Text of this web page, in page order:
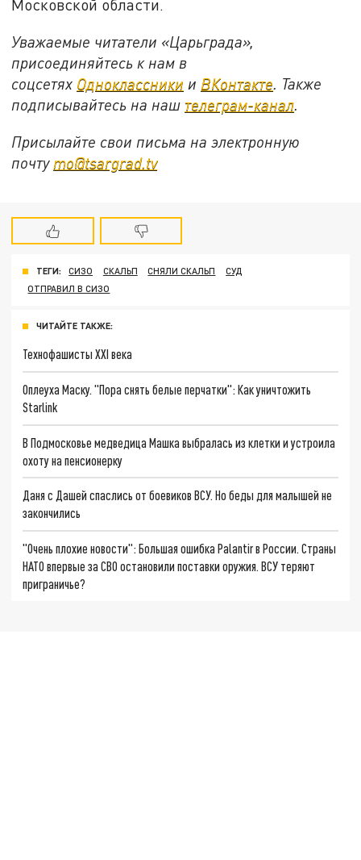
Московской области.
Уважаемые читатели «Царьграда»,
присоединяйтесь к нам в
соцсетях Одноклассники и ВКонтакте. Также
подписывайтесь на наш телеграм-канал.
Присылайте свои письма на электронную
почту mo@tsargrad.tv
ТЕГИ: СИЗО СКАЛЬП СНЯЛИ СКАЛЬП
СУД
ОТПРАВИЛ В СИЗО
ЧИТАЙТЕ ТАКЖЕ:
Технофашисты XXI века
Оплеуха Маску. "Пора снять белые перчатки": Как уничтожить
Starlink
В Подмосковье медведица Машка выбралась из клетки и устроила
охоту на пенсионерку
Даня с Дашей спаслись от боевиков ВСУ. Но беды для малышей не
закончились
"Очень плохие новости": Большая ошибка Palantir в России. Страны
НАТО впервые за СВО остановили поставки оружия. ВСУ теряют
приграничье?